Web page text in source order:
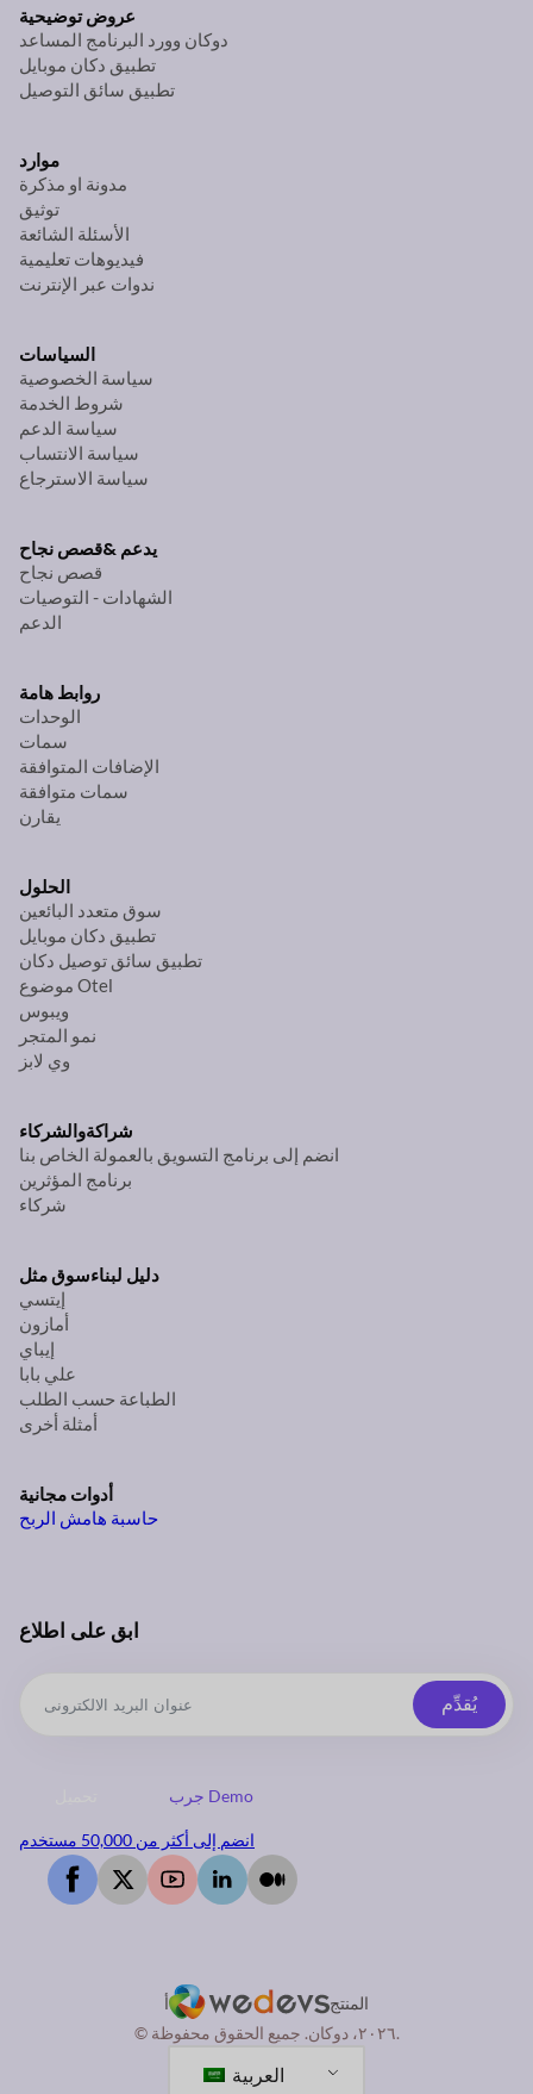
عروض توضيحية
دوكان وورد البرنامج المساعد
تطبيق دكان موبايل
تطبيق سائق التوصيل
موارد
مدونة او مذكرة
توثيق
الأسئلة الشائعة
فيديوهات تعليمية
ندوات عبر الإنترنت
السياسات
سياسة الخصوصية
شروط الخدمة
سياسة الدعم
سياسة الانتساب
سياسة الاسترجاع
يدعم &قصص نجاح
قصص نجاح
الشهادات - التوصيات
الدعم
روابط هامة
الوحدات
سمات
الإضافات المتوافقة
سمات متوافقة
يقارن
الحلول
سوق متعدد البائعين
تطبيق دكان موبايل
تطبيق سائق توصيل دكان
موضوع Otel
ويبوس
نمو المتجر
وي لابز
شراكةوالشركاء
انضم إلى برنامج التسويق بالعمولة الخاص بنا
برنامج المؤثرين
شركاء
دليل لبناءسوق مثل
إيتسي
أمازون
إيباي
علي بابا
الطباعة حسب الطلب
أمثلة أخرى
أدوات مجانية
حاسبة هامش الربح
ابق على اطلاع
يُقدِّم
جرب Demo
انضم إلى أكثر من 50,000 مستخدم
أ
المنتج
© ٢٠٢٦، دوكان. جميع الحقوق محفوظة.
العربية